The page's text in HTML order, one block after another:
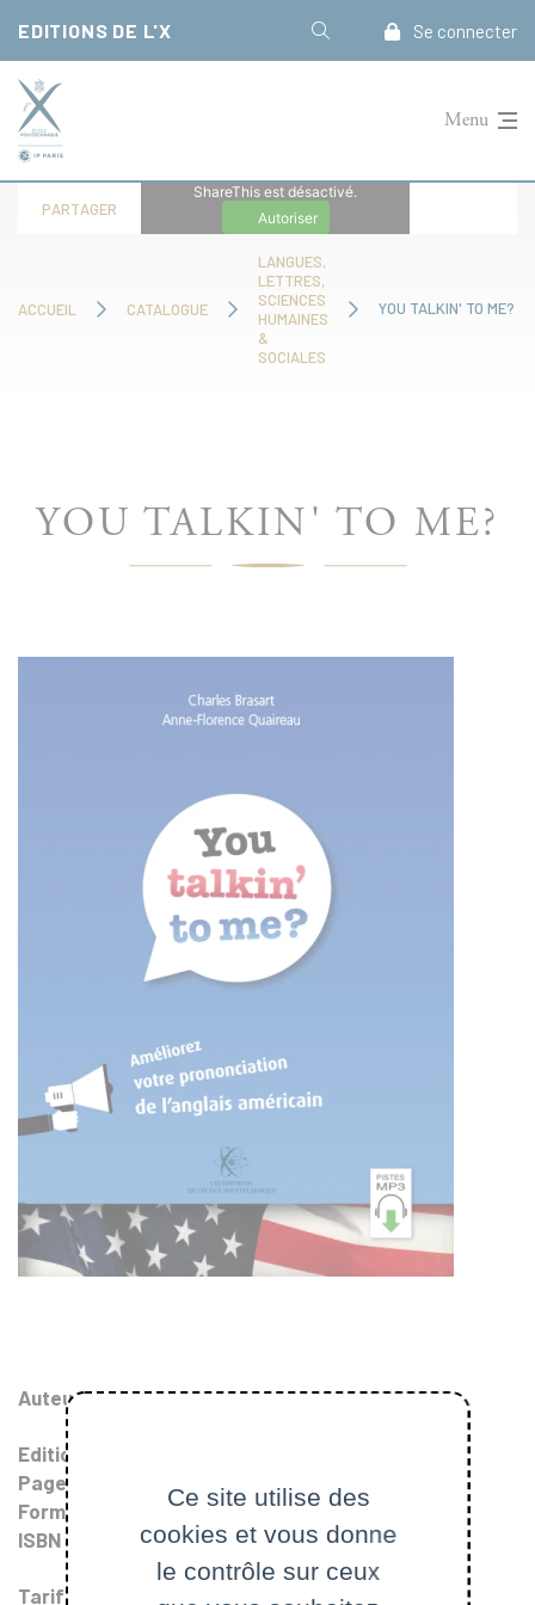
EDITIONS DE L'X Se connecter
Menu
ACCUEIL CATALOGUE
LANGUES,
LETTRES,
SCIENCES
HUMAINES
&
SOCIALES
YOU TALKIN' TO ME?
PARTAGER
ShareThis est désactivé.
Autoriser
YOU TALKIN' TO ME?
Auteurs : Charles Brasart,Anne-Florence Quaireau
Edition
Pages
Format
ISBN : 978-2-7302-1659-3 (9782730216593)
Tarif
Ce site utilise des
cookies et vous donne
le contrôle sur ceux